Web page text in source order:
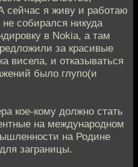
сейчас я живу и работаю
собирался никуда
в Nokia, а там
за красивые
висела, и отказываться
было глупо(и
кое-кому должно стать
на международном
на Родине
заграницы.